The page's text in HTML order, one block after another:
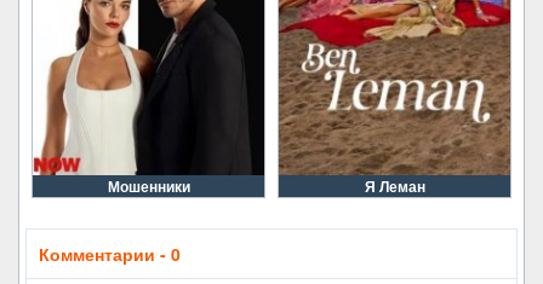
Мошенники Я Леман
Комментарии - 0